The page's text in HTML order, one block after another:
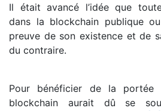
Il était avancé l’idée que
dans la blockchain publique
preuve de son existence et de
du contraire.
Pour bénéficier de la
blockchain aurait dû se